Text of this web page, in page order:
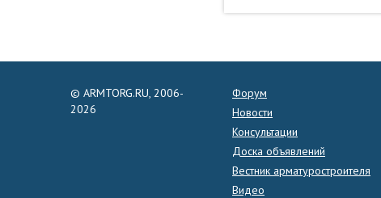
© ARMTORG.RU, 2006-
2026
Форум
Новости
Консультации
Доска объявлений
Вестник арматуростроителя
Видео